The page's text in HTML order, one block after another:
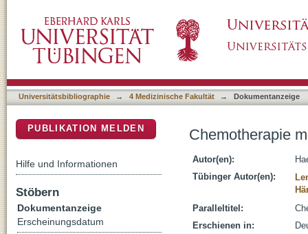
Universitätsbibliographie → 4 Medizinische Fakultät → Dokumentanzeige
Chemotherapie
Autor(en):
Tübinger Autor(en):
Paralleltitel:
Erschienen in:
PUBLIKATION MELDEN
Hilfe und Informationen
Stöbern
Dokumentanzeige
Erscheinungsdatum